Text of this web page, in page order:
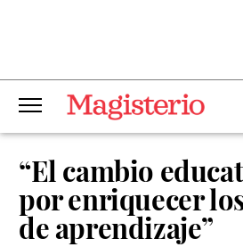
“El cambio
por enriquecer
de aprendizaje”